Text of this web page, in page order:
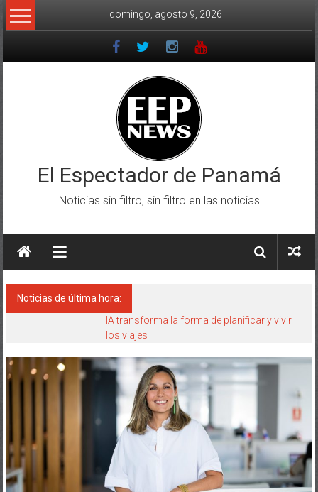
Saltar
al
domingo, agosto 9, 2026
El Espectador de Panamá
Noticias sin filtro, sin filtro en las noticias
Noticias de última hora:
IA transforma la forma de planificar y vivir
los viajes